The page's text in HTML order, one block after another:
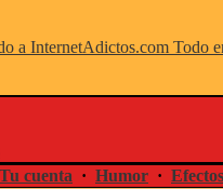
Tu cuenta · Humor ·